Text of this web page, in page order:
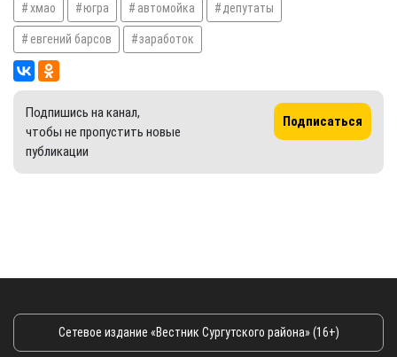
хмао югра автомойка депутаты
евгений барсов заработок
Подпишись на канал,
чтобы не пропустить новые
публикации
Подписаться
Сетевое издание «Вестник Сургутского района» (16+)